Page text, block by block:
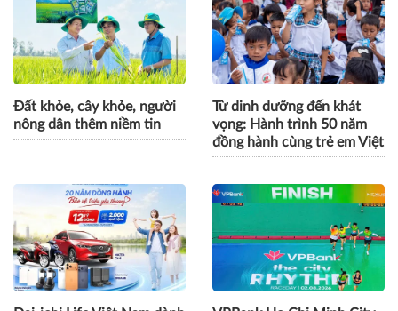
Đất khỏe, cây khỏe, người
nông dân thêm niềm tin
Từ dinh dưỡng đến khát
vọng: Hành trình 50 năm
đồng hành cùng trẻ em Việt